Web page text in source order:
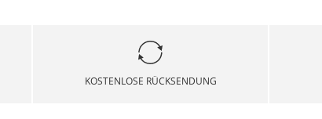
KOSTENLOSE RÜCKSENDUNG